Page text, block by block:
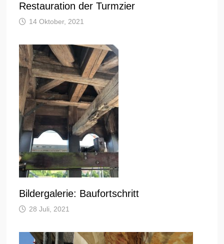
Restauration der Turmzier
14 Oktober, 2021
Bildergalerie: Baufortschritt
28 Juli, 2021